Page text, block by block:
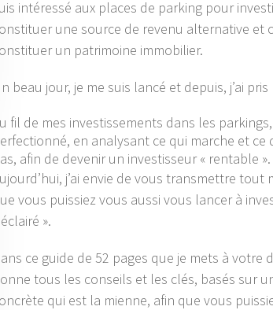
intéressé aux places de parking pour
une source de revenu alternative et
un patrimoine immobilier.
beau jour, je me suis lancé et depuis, j’ai pris
fil de mes investissements dans les
en analysant ce qui marche et ce
afin de devenir un investisseur « rentable ».
j’ai envie de vous transmettre tout
vous puissiez vous aussi vous lancer à
».
ce guide de 52 pages que je mets à votre
tous les conseils et les clés, basés sur
qui est la mienne, afin que vous